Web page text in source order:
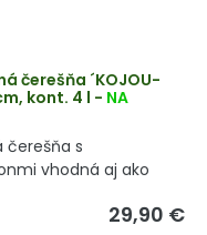
čerešňa ´KOJOU-
kont. 4 l - NA
čerešňa s
vhodná aj ako
29,90 €